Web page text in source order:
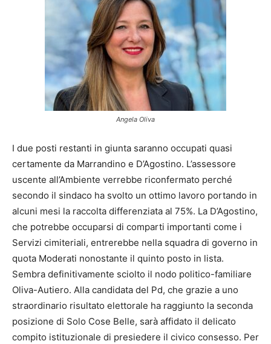
Angela Oliva
I due posti restanti in giunta saranno occupati quasi
certamente da Marrandino e D’Agostino. L’assessore
uscente all’Ambiente verrebbe riconfermato perché
secondo il sindaco ha svolto un ottimo lavoro portando in
alcuni mesi la raccolta differenziata al 75%. La D’Agostino,
che potrebbe occuparsi di comparti importanti come i
Servizi cimiteriali, entrerebbe nella squadra di governo in
quota Moderati nonostante il quinto posto in lista.
Sembra definitivamente sciolto il nodo politico-familiare
Oliva-Autiero. Alla candidata del Pd, che grazie a uno
straordinario risultato elettorale ha raggiunto la seconda
posizione di Solo Cose Belle, sarà affidato il delicato
compito istituzionale di presiedere il civico consesso. Per